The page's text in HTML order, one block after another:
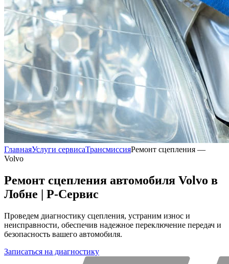
ГлавнаяУслуги сервисаТрансмиссияРемонт сцепления —
Volvo
Ремонт сцепления автомобиля Volvo в
Лобне | Р-Сервис
Проведем диагностику сцепления, устраним износ и
неисправности, обеспечив надежное переключение передач и
безопасность вашего автомобиля.
Записаться на диагностику